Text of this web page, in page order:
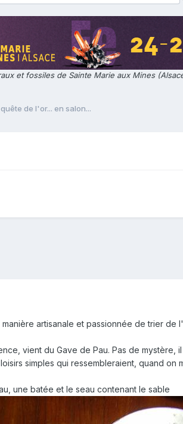
et fossiles de Sainte Marie aux Mines
de l'or... en salon...
artisanale et passionnée de trier
vient du Gave de Pau. Pas de
simples qui ressembleraient, quand
une batée et le seau contenant le sable